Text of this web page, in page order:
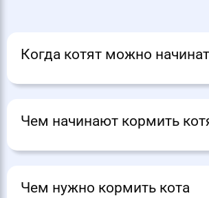
Когда котят можно
Чем начинают кормить
Чем нужно кормить кота